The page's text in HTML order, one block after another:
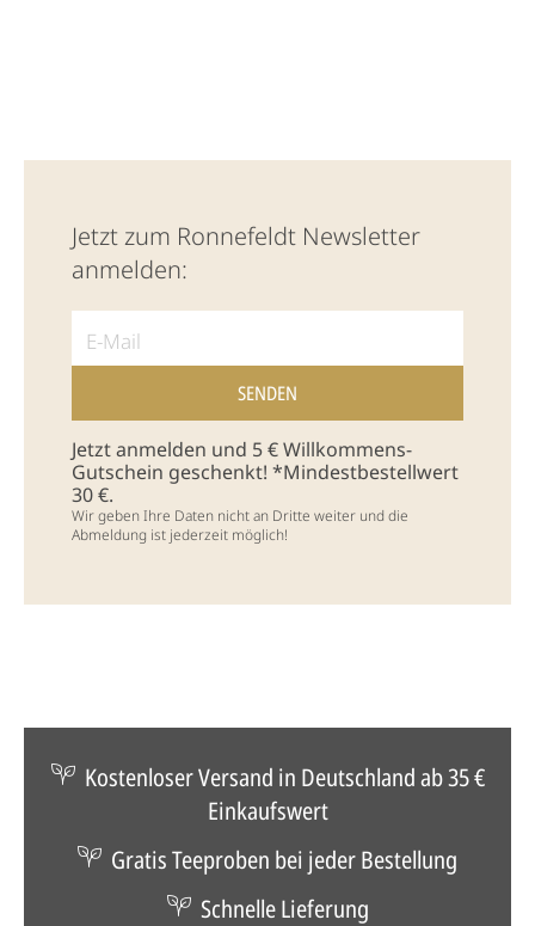
Jetzt zum Ronnefeldt Newsletter
anmelden:
Jetzt anmelden und 5 € Willkommens-
Gutschein geschenkt! *Mindestbestellwert
30 €.
Wir geben Ihre Daten nicht an Dritte weiter und die
Abmeldung ist jederzeit möglich!
Kostenloser Versand in Deutschland ab 35 €
Einkaufswert
Gratis Teeproben bei jeder Bestellung
Schnelle Lieferung